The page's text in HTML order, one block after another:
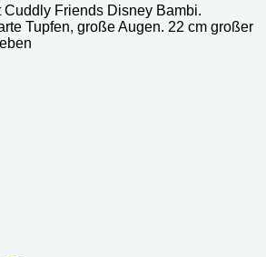
Friends Disney Bambi.
Tupfen, große Augen. 22 cm großer